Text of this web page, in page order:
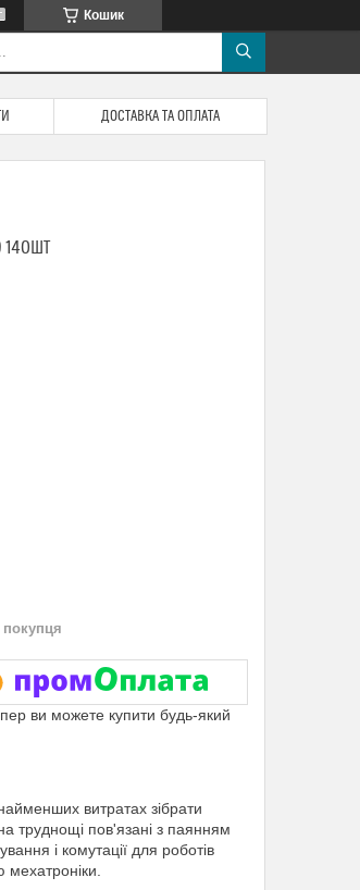
Кошик
ДОСТАВКА ТА ОПЛАТА
140ШТ
покупця
ви можете купити будь-який
витратах зібрати
труднощі пов'язані з паянням
і комутації для роботів